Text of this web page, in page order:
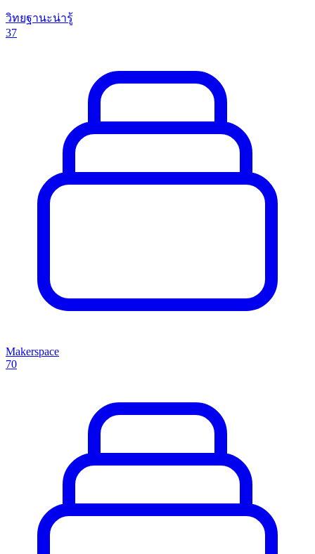
วิทยฐานะน่ารู้
37
Makerspace
70